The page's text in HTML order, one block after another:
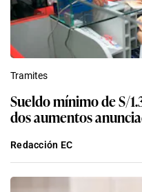
Tramites
Sueldo mínimo de S/
dos aumentos
Redacción EC